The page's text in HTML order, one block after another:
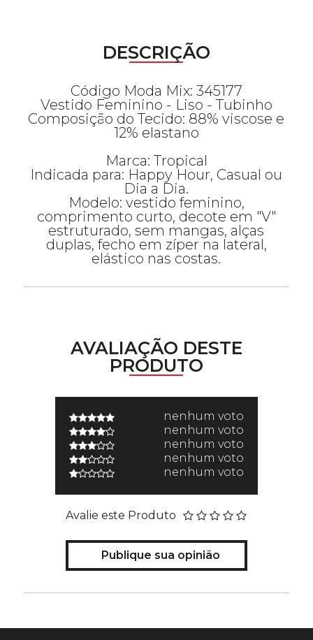
DESCRIÇÃO
Código Moda Mix: 345177
Vestido Feminino - Liso - Tubinho
Composição do Tecido: 88% viscose e
12% elastano
Marca: Tropical
Indicada para: Happy Hour, Casual ou
Dia a Dia.
Modelo: vestido feminino,
comprimento curto, decote em "V"
estruturado, sem mangas, alças
duplas, fecho em zíper na lateral,
elástico nas costas.
AVALIAÇÃO DESTE
PRODUTO
nenhum voto
nenhum voto
nenhum voto
nenhum voto
nenhum voto
Avalie este Produto
Publique sua opinião